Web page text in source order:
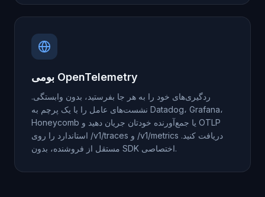
بومی OpenTelemetry
ردگیری‌های خود را به هر جا بفرستید، بدون وابستگی.
نشست‌های عامل را با یک پرچم به Datadog، Grafana،
Honeycomb یا جمع‌آورنده خودتان جریان دهید و OTLP
استاندارد را روی /v1/traces و /v1/metrics دریافت کنید.
مستقل از فروشنده، بدون SDK اختصاصی.